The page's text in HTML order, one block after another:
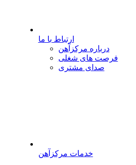
ارتباط با ما
درباره مرکزآهن
فرصت های شغلی
صدای مشتری
خدمات مرکزآهن